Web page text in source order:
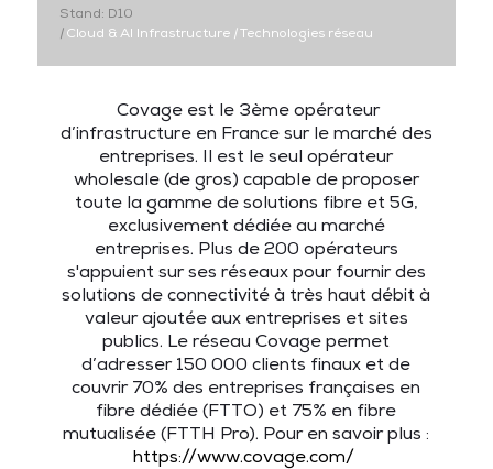
Stand: D10
|Cloud & AI Infrastructure |Technologies réseau
Covage est le 3ème opérateur
d’infrastructure en France sur le marché des
entreprises. Il est le seul opérateur
wholesale(de gros) capable de proposer
toute la gamme de solutions fibre et 5G,
exclusivement dédiée au marché
entreprises. Plus de 200 opérateurs
s'appuient sur ses réseaux pour fournir des
solutions de connectivité à très haut débit à
valeur ajoutée aux entreprises et sites
publics. Le réseau Covage permet
d’adresser 150 000 clients finaux et de
couvrir 70% des entreprises françaises en
fibre dédiée (FTTO) et 75% en fibre
mutualisée (FTTH Pro). Pour en savoir plus :
https://www.covage.com/